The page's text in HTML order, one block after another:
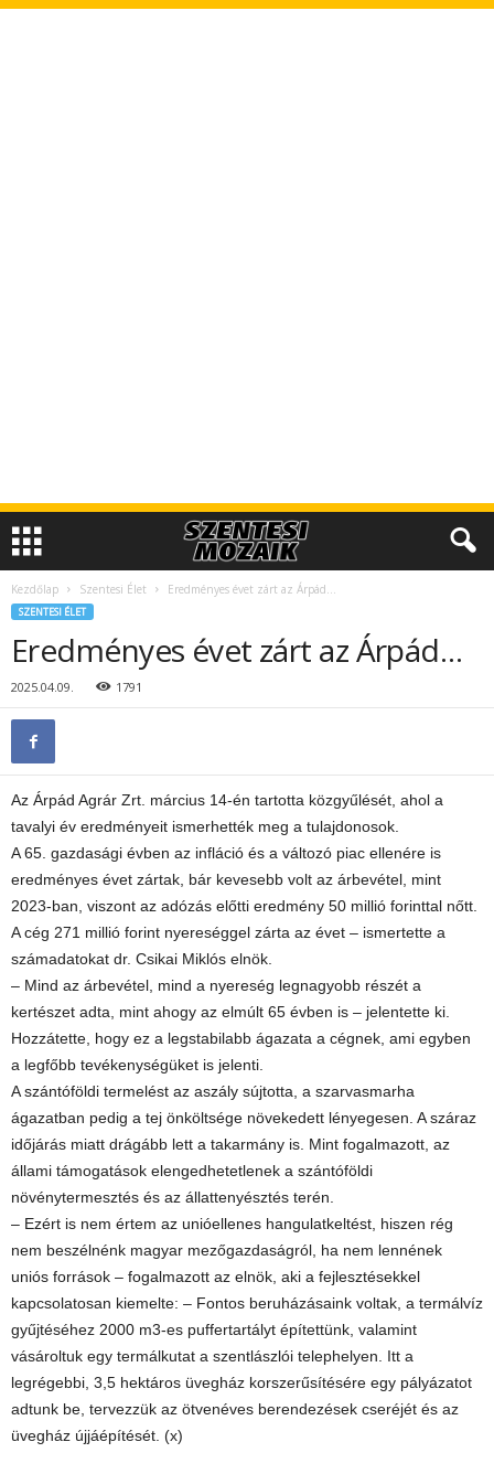
Kezdőlap Szentesi Élet Eredményes évet zárt az Árpád…
SZENTESI ÉLET
Eredményes évet zárt az Árpád…
2025.04.09. 1791
Az Árpád Agrár Zrt. március 14-én tartotta közgyűlését, ahol a
tavalyi év eredményeit ismerhették meg a tulajdonosok.
A 65. gazdasági évben az infláció és a változó piac ellenére is
eredményes évet zártak, bár kevesebb volt az árbevétel, mint
2023-ban, viszont az adózás előtti eredmény 50 millió forinttal nőtt.
A cég 271 millió forint nyereséggel zárta az évet – ismertette a
számadatokat dr. Csikai Miklós elnök.
– Mind az árbevétel, mind a nyereség legnagyobb részét a
kertészet adta, mint ahogy az elmúlt 65 évben is – jelentette ki.
Hozzátette, hogy ez a legstabilabb ágazata a cégnek, ami egyben
a legfőbb tevékenységüket is jelenti.
A szántóföldi termelést az aszály sújtotta, a szarvasmarha
ágazatban pedig a tej önköltsége növekedett lényegesen. A száraz
időjárás miatt drágább lett a takarmány is. Mint fogalmazott, az
állami támogatások elengedhetetlenek a szántóföldi
növénytermesztés és az állattenyésztés terén.
– Ezért is nem értem az unióellenes hangulatkeltést, hiszen rég
nem beszélnénk magyar mezőgazdaságról, ha nem lennének
uniós források – fogalmazott az elnök, aki a fejlesztésekkel
kapcsolatosan kiemelte: – Fontos beruházásaink voltak, a termálvíz
gyűjtéséhez 2000 m3-es puffertartályt építettünk, valamint
vásároltuk egy termálkutat a szentlászlói telephelyen. Itt a
legrégebbi, 3,5 hektáros üvegház korszerűsítésére egy pályázatot
adtunk be, tervezzük az ötvenéves berendezések cseréjét és az
üvegház újjáépítését. (x)